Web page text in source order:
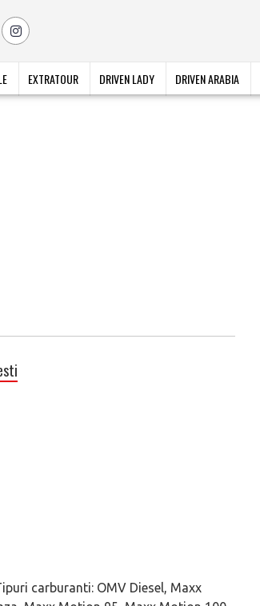
EXTRATOUR DRIVEN LADY DRIVEN ARABIA
carburanti: OMV Diesel, Maxx